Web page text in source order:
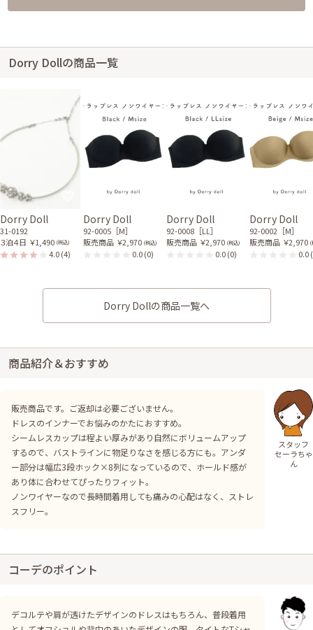
Dorry Dollの商品一覧
Dorry Doll
31-0192
３泊４日 ￥1,490 (税込)
4.0(4)
Dorry Doll
92-0005［M］
販売商品 ￥2,970 (税込)
0.0(0)
Dorry Doll
92-0008［LL］
販売商品 ￥2,970 (税込)
0.0(0)
Dorry Doll
92-0002［M］
販売商品 ￥2,970 (
0.0
Dorry Dollの商品一覧へ
商品紹介＆おすすめ
販売商品です。ご返却は必要ございません。
ドレスのインナーでお悩みのかたにおすすめ。
シームレスカップは程よい厚みがあり自然にボリュームアップ
するので、バストラインに物足りなさを感じる方にも。アンダ
ー部分は幅広3段ホック×8列になっているので、ホールド感が
あり体に合わせてぴったりフィット。
ノンワイヤーなので長時間着用しても痛みの心配はなく、ストレ
スフリー。
スタッフ
セーラちゃ
ん
コーデのポイント
デコルテや肩が透けたデザインのドレスはもちろん、普段着用